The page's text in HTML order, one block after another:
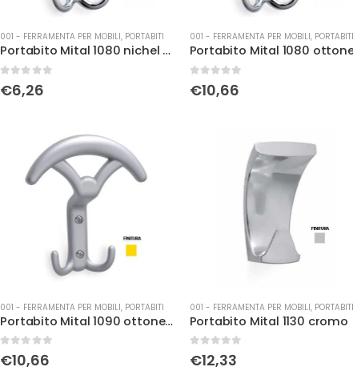
001 - FERRAMENTA PER MOBILI, PORTABITI
Portabito Mital 1080 nichel opaco
Su 5
€6,26
001 - FERRAMENTA PER MOBILI, PORTABITI
Su 5
€10,66
001 - FERRAMENTA PER MOBILI, PORTABITI
Portabito Mital 1090 ottone lucido
Su 5
€10,66
001 - FERRAMENTA PER MOBILI, PORTABITI
Portabito Mital 1130 cromo
€12,33